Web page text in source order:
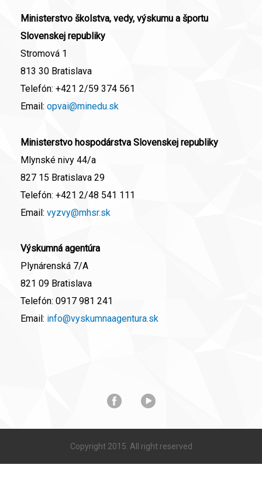
Ministerstvo školstva, vedy, výskumu a športu
Slovenskej republiky
Stromová 1
813 30 Bratislava
Telefón: +421 2/59 374 561
Email: opvai@minedu.sk
Ministerstvo hospodárstva Slovenskej republiky
Mlynské nivy 44/a
827 15 Bratislava 29
Telefón: +421 2/48 541 111
Email: vyzvy@mhsr.sk
Výskumná agentúra
Plynárenská 7/A
821 09 Bratislava
Telefón: 0917 981 241
Email: info@vyskumnaagentura.sk
Copyright 2015. All right reserved